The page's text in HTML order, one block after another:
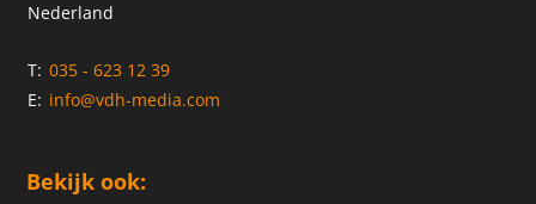
Nederland
T: 035 - 623 12 39
E: info@vdh-media.com
Bekijk ook: